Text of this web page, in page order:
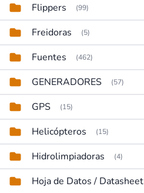
Flippers (99)
Freidoras (5)
Fuentes (462)
GENERADORES (57)
GPS (15)
Helicópteros (15)
Hidrolimpiadoras (4)
Hoja de Datos / Datasheet